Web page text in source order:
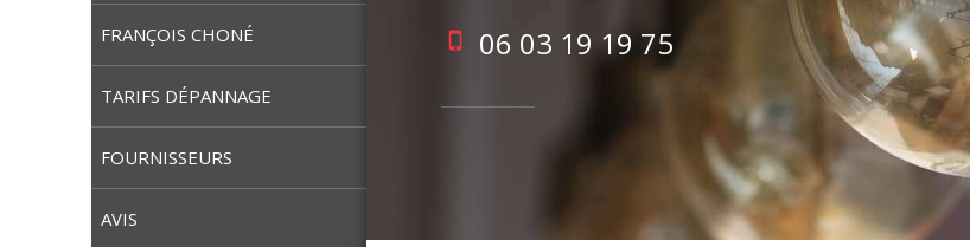
FRANÇOIS CHONÉ
TARIFS DÉPANNAGE
FOURNISSEURS
AVIS
06 03 19 19 75